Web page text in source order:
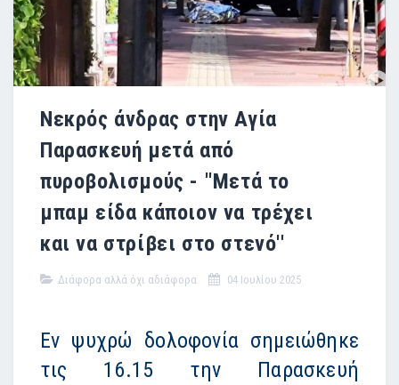
Νεκρός άνδρας στην Αγία
Παρασκευή μετά από
πυροβολισμούς - ''Μετά το
μπαμ είδα κάποιον να τρέχει
και να στρίβει στο στενό''
Διάφορα αλλά όχι αδιάφορα 04 Ιουλίου 2025
Εν ψυχρώ δολοφονία σημειώθηκε
τις 16.15 την Παρασκευή